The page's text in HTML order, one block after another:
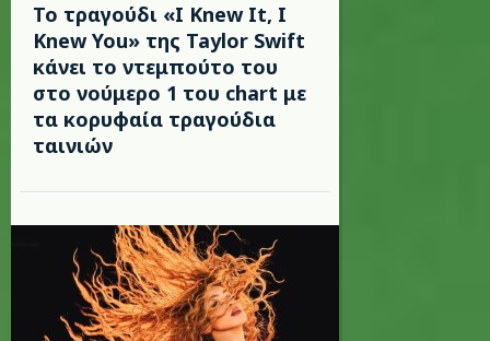
Το τραγούδι «I Knew It, I
Knew You» της Taylor Swift
κάνει το ντεμπούτο του
στο νούμερο 1 του chart με
τα κορυφαία τραγούδια
ταινιών